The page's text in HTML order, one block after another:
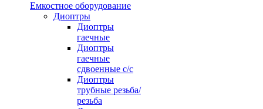
Емкостное оборудование
Диоптры
Диоптры
гаечные
Диоптры
гаечные
сдвоенные c/c
Диоптры
трубные резьба/
резьба